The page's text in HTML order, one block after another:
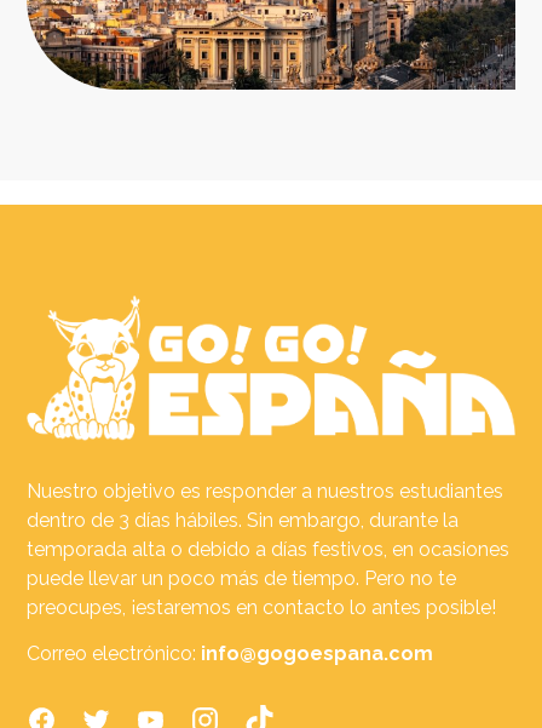
Nuestro objetivo es responder a nuestros estudiantes
dentro de 3 días hábiles. Sin embargo, durante la
temporada alta o debido a días festivos, en ocasiones
puede llevar un poco más de tiempo. Pero no te
preocupes, ¡estaremos en contacto lo antes posible!
Correo electrónico: info@gogoespana.com